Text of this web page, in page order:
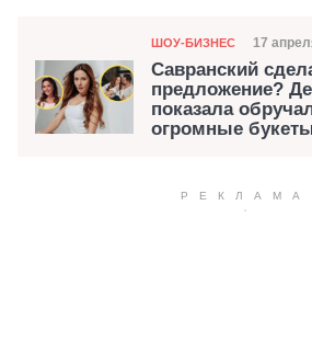
Категория
ШОУ-БИЗНЕС Дата
17
Савранский
предложение?
показала
огромные